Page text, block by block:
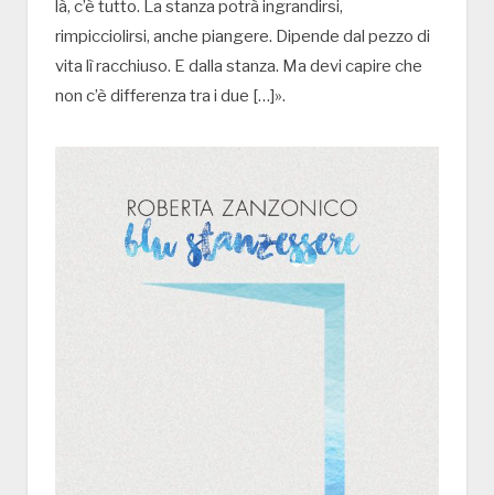
là, c’è tutto. La stanza potrà ingrandirsi,
rimpicciolirsi, anche piangere. Dipende dal pezzo di
vita lì racchiuso. E dalla stanza. Ma devi capire che
non c’è differenza tra i due […]».